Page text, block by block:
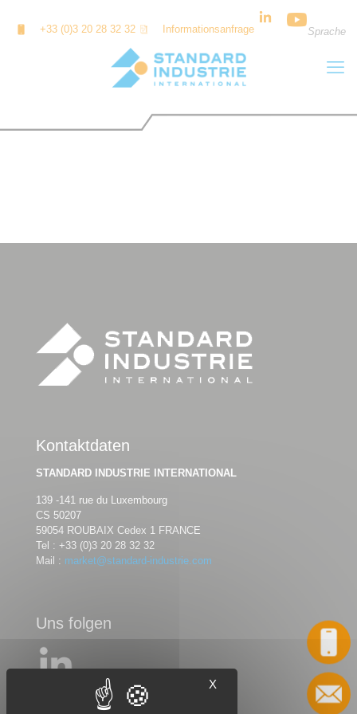
+33 (0)3 20 28 32 32 Informationsanfrage Sprache
Kontaktdaten
STANDARD INDUSTRIE INTERNATIONAL
139 -141 rue du Luxembourg
CS 50207
59054 ROUBAIX Cedex 1 FRANCE
Tel : +33 (0)3 20 28 32 32
Mail : market@standard-industrie.com
Uns folgen
X